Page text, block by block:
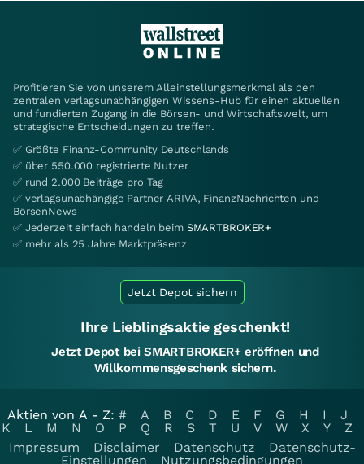
Profitieren Sie von unserem Alleinstellungsmerkmal als den
zentralen verlagsunabhängigen Wissens-Hub für einen aktuellen
und fundierten Zugang in die Börsen- und Wirtschaftswelt, um
strategische Entscheidungen zu treffen.
✅ Größte Finanz-Community Deutschlands
✅ über 550.000 registrierte Nutzer
✅ rund 2.000 Beiträge pro Tag
✅ verlagsunabhängige Partner ARIVA, FinanzNachrichten und
BörsenNews
✅ Jederzeit einfach handeln beim SMARTBROKER+
✅ mehr als 25 Jahre Marktpräsenz
Jetzt Depot sichern
Ihre Lieblingsaktie geschenkt!
Jetzt Depot bei SMARTBROKER+ eröffnen und
Willkommensgeschenk sichern.
Aktien von A - Z: # A B C D E F G H I
J
K
L M N O P Q R S T U V W X Y
Z
Impressum
Disclaimer Datenschutz
Datenschutz-
Einstellungen
Nutzungsbedingungen